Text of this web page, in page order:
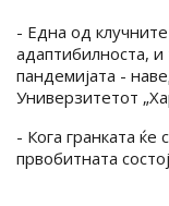
- Една од
адаптибилноста,
пандемијата -
Универзитетот
- Кога гранката ќе
првобитната